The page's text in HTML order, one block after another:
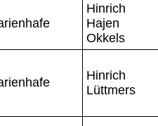
Hinrich
Hajen
Okkels
Hinrich
Lüttmers